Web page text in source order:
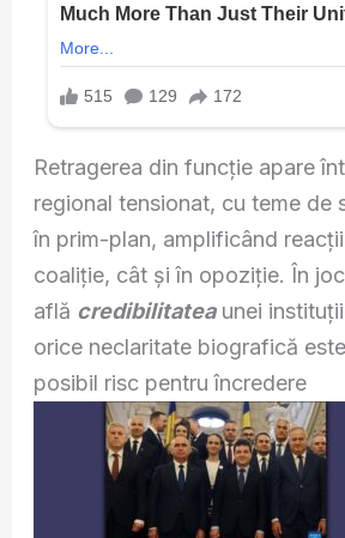
Retragerea din funcție apare
regional tensionat, cu teme de
în prim-plan, amplificând
coaliție, cât și în opoziție. În
află credibilitateaunei
orice neclaritate biografică
posibil risc pentru încredere